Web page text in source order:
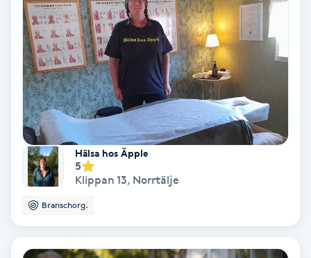
Läpptatuering
Makeup
Manikyr & Pedikyr
Massage
Medial vägledning
Hälsa hos Äpple
5
Klippan 13, Norrtälje
Branschorg.